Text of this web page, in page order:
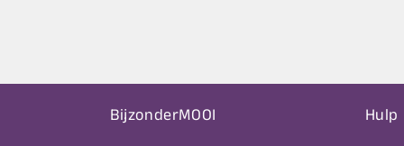
BijzonderMOOI